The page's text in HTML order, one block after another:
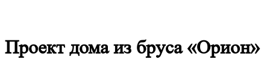
Проект дома из бруса «Орион»